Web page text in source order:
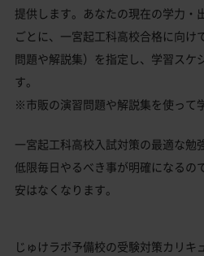
提供します。あなたの現在の学力・
ごとに、一宮起工科高校合格に向け
問題や解説集）を指定し、学習スケ
す。
※市販の演習問題や解説集を使って
一宮起工科高校入試対策の最適な勉
低限毎日やるべき事が明確になるの
安はなくなります。
じゅけラボ予備校の受験対策カリキ